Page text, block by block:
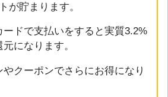
が貯まります。
ードで支払いをすると実質3.2%
になります。
やクーポンでさらにお得になり